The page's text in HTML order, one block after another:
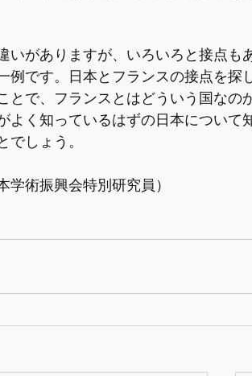
いがありますが、いろいろと接点も
例です。日本とフランスの接点を探
とで、フランスとはどういう国なの
よく知っているはずの日本について
しょう。
術振興会特別研究員）